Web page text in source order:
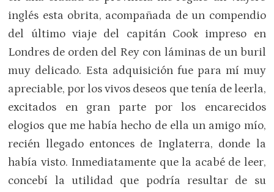
inglés esta obrita, acompañada de un compendio
del último viaje del capitán Cook impreso en
Londres de orden del Rey con láminas de un buril
muy delicado. Esta adquisición fue para mí muy
apreciable, por los vivos deseos que tenía de leerla,
excitados en gran parte por los encarecidos
elogios que me había hecho de ella un amigo mío,
recién llegado entonces de Inglaterra, donde la
había visto. Inmediatamente que la acabé de leer,
concebí la utilidad que podría resultar de su